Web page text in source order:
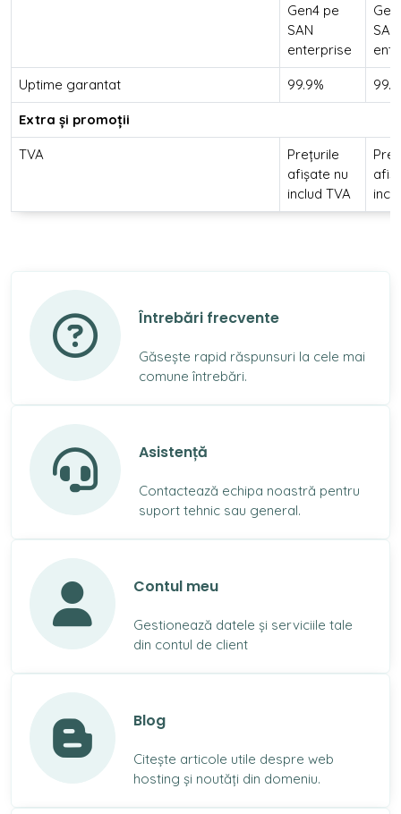
Gen4 pe
SAN
enterprise
SAN
Uptime garantat 99.9%
Extra și promoții
TVA
Prețurile
afișate nu
includ TVA
Întrebări frecvente
Găsește rapid răspunsuri la cele mai
comune întrebări.
Asistență
Contactează echipa noastră pentru
suport tehnic sau general.
Contul meu
Gestionează datele și serviciile tale
din contul de client
Blog
Citește articole utile despre web
hosting și noutăți din domeniu.